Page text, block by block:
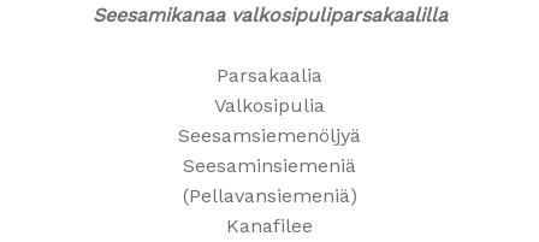
Seesamikanaa valkosipuliparsakaalilla
Parsakaalia
Valkosipulia
Seesamsiemenöljyä
Seesaminsiemeniä
(Pellavansiemeniä)
Kanafilee